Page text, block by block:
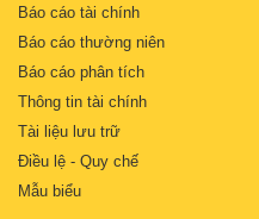
Báo cáo tài chính
Báo cáo thường niên
Báo cáo phân tích
Thông tin tài chính
Tài liệu lưu trữ
Điều lệ - Quy chế
Mẫu biểu